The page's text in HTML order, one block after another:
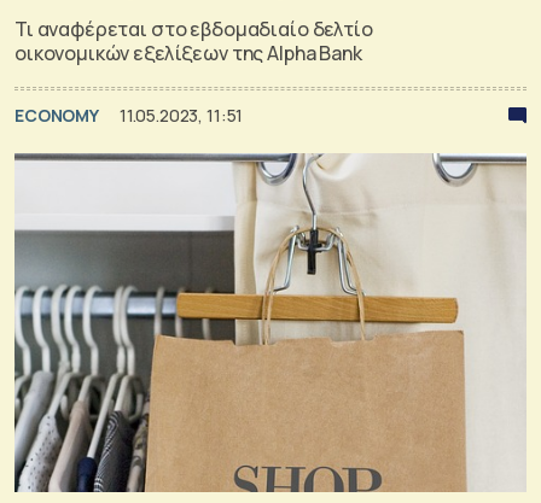
Τι αναφέρεται στο εβδομαδιαίο δελτίο
οικονομικών εξελίξεων της Alpha Bank
ECONOMY 11.05.2023, 11:51